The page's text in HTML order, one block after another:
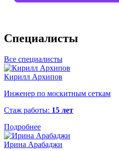
Специалисты
Все специалисты
Кирилл Архипов
Инженер по москитным сеткам
Стаж работы: 15 лет
Подробнее
Ирина Арабаджи